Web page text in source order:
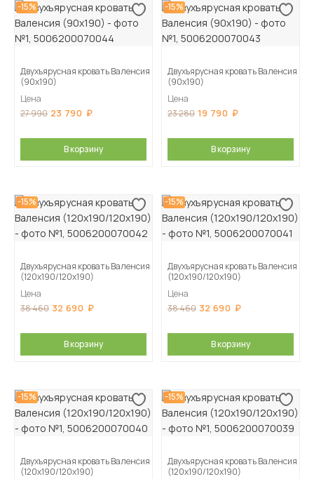
-15%
Двухъярусная кровать Валенсия
(90х190)
Цена
27 990 23 790
В корзину
-15%
Двухъярусная кровать Валенсия
(90х190)
Цена
23 280 19 790
В корзину
-15%
Двухъярусная кровать Валенсия
(120х190/120х190)
Цена
38 460 32 690
В корзину
-15%
Двухъярусная кровать Валенсия
(120х190/120х190)
Цена
38 460 32 690
В корзину
-15%
Двухъярусная кровать Валенсия
(120х190/120х190)
-15%
Двухъярусная кровать Валенсия
(120х190/120х190)